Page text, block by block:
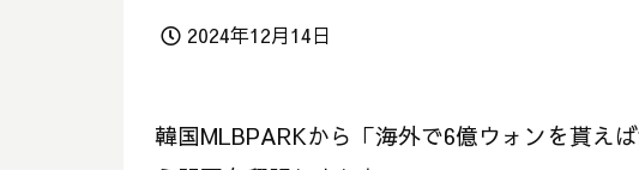
2024年12月14日
韓国MLBPARKから「海外で6億ウォンを貰え